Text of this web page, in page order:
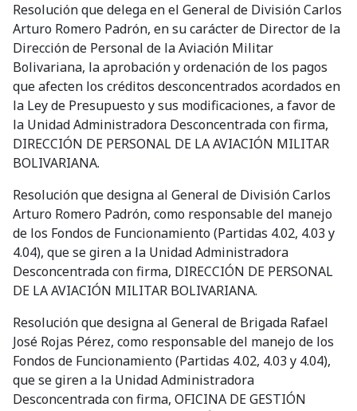
Resolución que delega en el General de División Carlos
Arturo Romero Padrón, en su carácter de Director de la
Dirección de Personal de la Aviación Militar
Bolivariana, la aprobación y ordenación de los pagos
que afecten los créditos desconcentrados acordados en
la Ley de Presupuesto y sus modificaciones, a favor de
la Unidad Administradora Desconcentrada con firma,
DIRECCIÓN DE PERSONAL DE LA AVIACIÓN MILITAR
BOLIVARIANA.
Resolución que designa al General de División Carlos
Arturo Romero Padrón, como responsable del manejo
de los Fondos de Funcionamiento (Partidas 4.02, 4.03 y
4.04), que se giren a la Unidad Administradora
Desconcentrada con firma, DIRECCIÓN DE PERSONAL
DE LA AVIACIÓN MILITAR BOLIVARIANA.
Resolución que designa al General de Brigada Rafael
José Rojas Pérez, como responsable del manejo de los
Fondos de Funcionamiento (Partidas 4.02, 4.03 y 4.04),
que se giren a la Unidad Administradora
Desconcentrada con firma, OFICINA DE GESTIÓN